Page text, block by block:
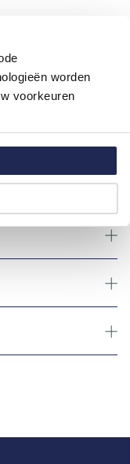
worden
voorkeuren
fit overhemd van
is gemaakt van
Het blokjesmotief
uitstraling.
geschikt voor
veelzijdig item met